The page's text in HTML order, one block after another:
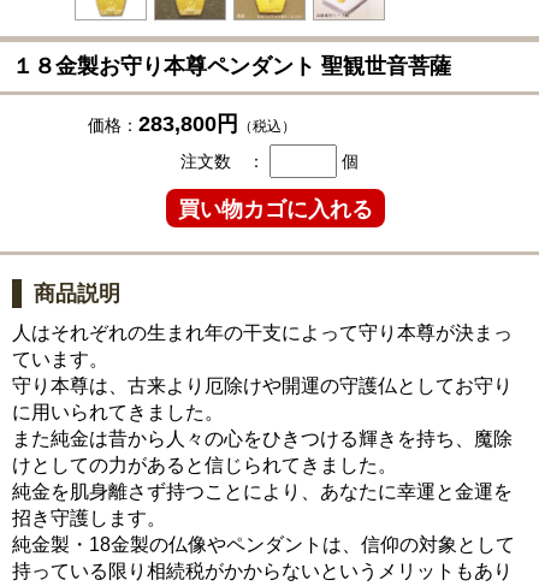
１８金製お守り本尊ペンダント 聖観世音菩薩
価格： 283,800円 （税込）
注文数 ： 個
商品説明
人はそれぞれの生まれ年の干支によって守り本尊が決まっ
ています。
守り本尊は、古来より厄除けや開運の守護仏としてお守り
に用いられてきました。
また純金は昔から人々の心をひきつける輝きを持ち、魔除
けとしての力があると信じられてきました。
純金を肌身離さず持つことにより、あなたに幸運と金運を
招き守護します。
純金製・18金製の仏像やペンダントは、信仰の対象として
持っている限り相続税がかからないというメリットもあり